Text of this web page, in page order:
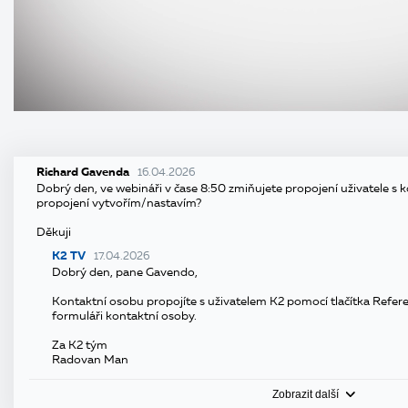
Richard Gavenda 16.04.2026
Dobrý den, ve webináři v čase 8:50 zmiňujete propojení uživatele s
propojení vytvořím/nastavím?
Děkuji
K2 TV
17.04.2026
Dobrý den, pane Gavendo,
Kontaktní osobu propojíte s uživatelem K2 pomocí tlačítka
formuláři kontaktní osoby.
Za K2 tým
Radovan Man
Zobrazit další